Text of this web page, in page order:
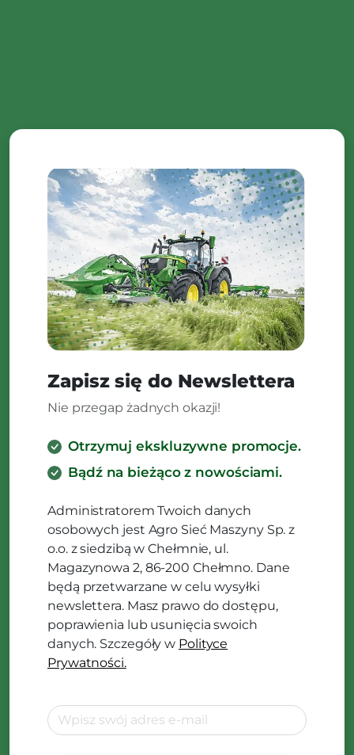
Zapisz się do Newslettera
Nie przegap żadnych okazji!
Otrzymuj ekskluzywne promocje.
Bądź na bieżąco z nowościami.
Administratorem Twoich danych
osobowych jest Agro Sieć Maszyny Sp. z
o.o. z siedzibą w Chełmnie, ul.
Magazynowa 2, 86-200 Chełmno. Dane
będą przetwarzane w celu wysyłki
newslettera. Masz prawo do dostępu,
poprawienia lub usunięcia swoich
danych. Szczegóły w Polityce
Prywatności.